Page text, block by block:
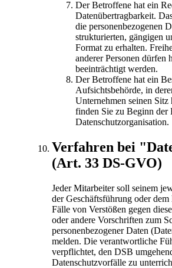
Der Betroffene hat ein
Datenübertragbarkeit.
die personenbezogenen
strukturierten, gängigen
Format zu erhalten.
anderer Personen dürfen
beeinträchtigt werden.
Der Betroffene hat ein
Aufsichtsbehörde, in
Unternehmen seinen
finden Sie zu Beginn der
Datenschutzorganisation.
Verfahren bei
(Art. 33 DS-GVO)
Jeder Mitarbeiter soll seinem
der Geschäftsführung oder
Fälle von Verstößen gegen
oder andere Vorschriften zum
personenbezogener Daten
melden. Die verantwortliche
verpflichtet, den DSB
Datenschutzvorfälle zu